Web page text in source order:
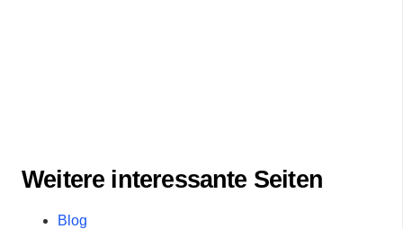
Weitere interessante Seiten
Blog